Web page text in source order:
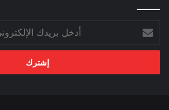
بريدك
الإلكتروني